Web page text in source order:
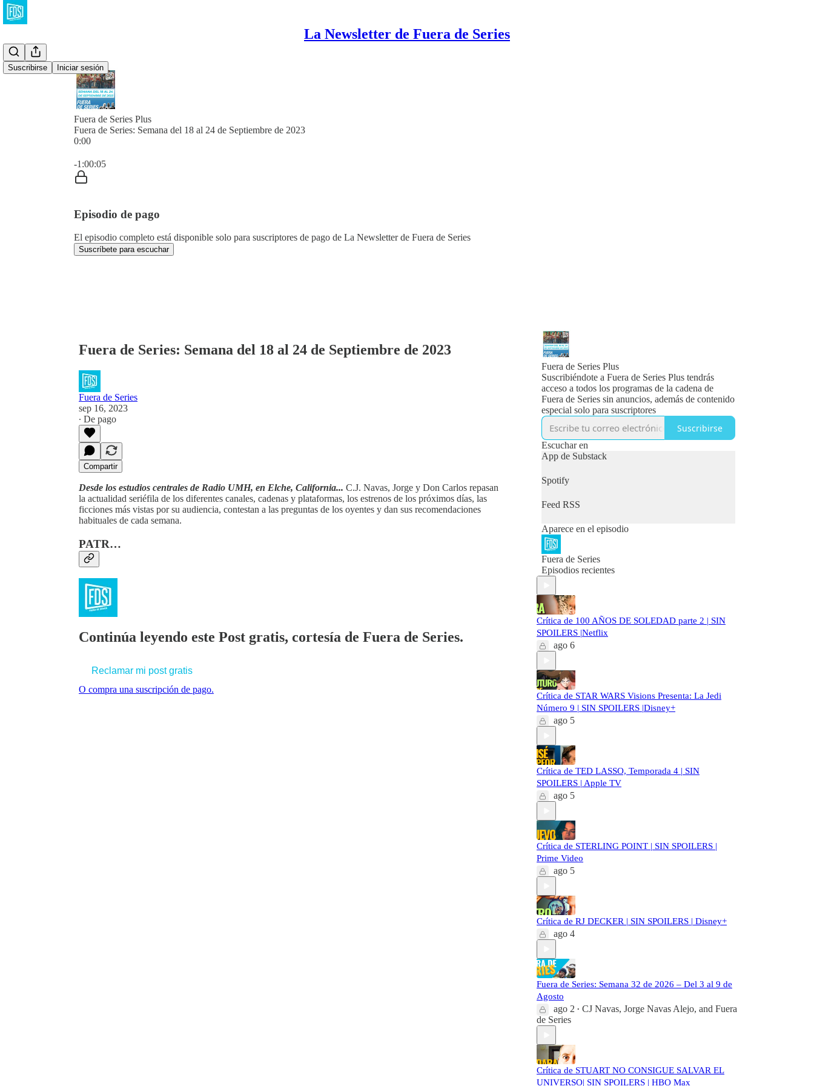
La Newsletter de Fuera de Series
Suscribirse Iniciar sesión
Fuera de Series Plus
Fuera de Series: Semana del 18 al 24 de Septiembre de 2023
0:00
-1:00:05
Episodio de pago
El episodio completo está disponible solo para suscriptores de pago de La Newsletter de Fuera de Series
Suscríbete para escuchar
Fuera de Series: Semana del 18 al 24 de Septiembre de 2023
Fuera de Series
sep 16, 2023
∙ De pago
Compartir
Desde los estudios centrales de Radio UMH, en Elche, California... C.J. Navas, Jorge y Don Carlos repasan
la actualidad seriéfila de los diferentes canales, cadenas y plataformas, los estrenos de los próximos días, las
ficciones más vistas por su audiencia, contestan a las preguntas de los oyentes y dan sus recomendaciones
habituales de cada semana.
PATR…
Continúa leyendo este Post gratis, cortesía de Fuera de Series.
Reclamar mi post gratis
O compra una suscripción de pago.
Fuera de Series Plus
Suscribiéndote a Fuera de Series Plus tendrás
acceso a todos los programas de la cadena de
Fuera de Series sin anuncios, además de contenido
especial solo para suscriptores
Suscribirse
Escuchar en
App de Substack
Spotify
Feed RSS
Aparece en el episodio
Fuera de Series
Episodios recientes
Crítica de 100 AÑOS DE SOLEDAD parte 2 | SIN
SPOILERS |Netflix
ago 6
Crítica de STAR WARS Visions Presenta: La Jedi
Número 9 | SIN SPOILERS |Disney+
ago 5
Crítica de TED LASSO, Temporada 4 | SIN
SPOILERS | Apple TV
ago 5
Crítica de STERLING POINT | SIN SPOILERS |
Prime Video
ago 5
Crítica de RJ DECKER | SIN SPOILERS | Disney+
ago 4
Fuera de Series: Semana 32 de 2026 – Del 3 al 9 de
Agosto
ago 2 • CJ Navas, Jorge Navas Alejo, and Fuera
de Series
Crítica de STUART NO CONSIGUE SALVAR EL
UNIVERSO| SIN SPOILERS | HBO Max